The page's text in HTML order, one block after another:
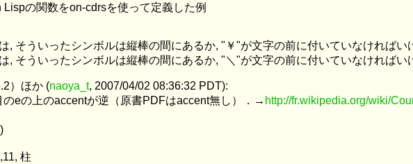
Lispの関数をon-cdrsを使って定義した例
, そういったシンボルは縦棒の間にあるか, "￥"が文字の前に付いていなければい
, そういったシンボルは縦棒の間にあるか, "＼"が文字の前に付いていなければい
）ほか (naoya_t, 2007/04/02 08:36:32 PDT):
のeの上のaccentが逆（原書PDFはaccent無し）．→ http://fr.wikipedia.org/wiki/
柱